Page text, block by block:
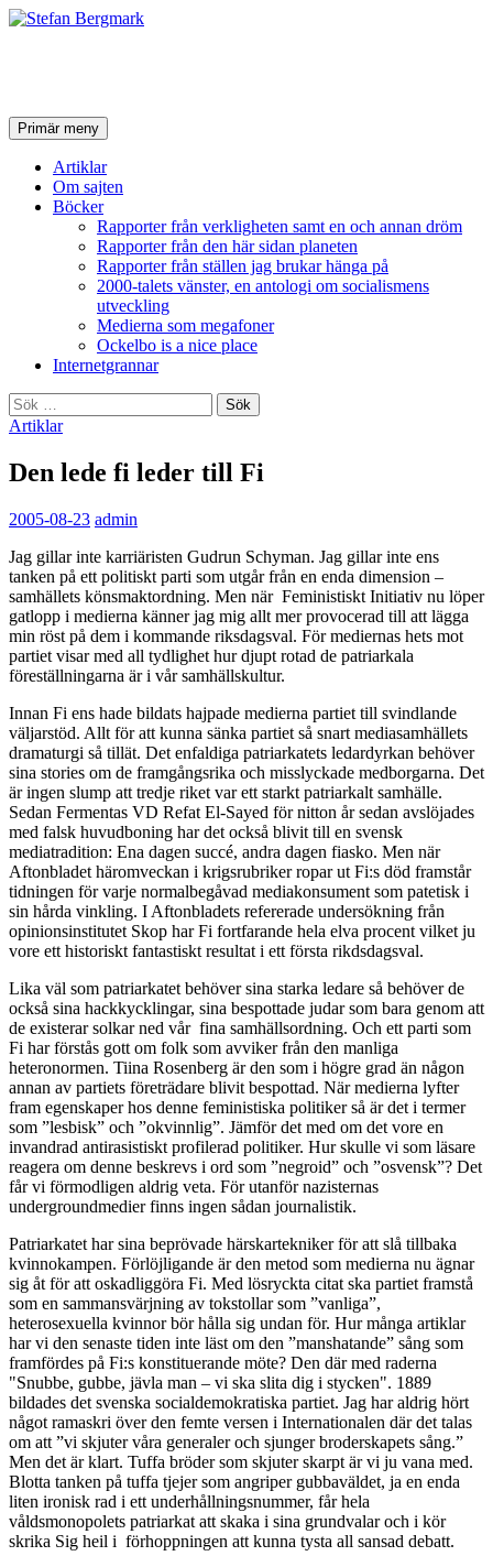
SökPrimär meny Hoppa
till
innehåll
Artiklar
Om sajten
Böcker
Rapporter från verkligheten samt en och annan dröm
Rapporter från den här sidan planeten
Rapporter från ställen jag brukar hänga på
2000-talets vänster, en antologi om socialismens
utveckling
Medierna som megafoner
Ockelbo is a nice place
Internetgrannar
Sök
efter:
Artiklar
Den lede fi leder till Fi
2005-08-23 admin
Jag gillar inte karriäristen Gudrun Schyman. Jag gillar inte ens
tanken på ett politiskt parti som utgår från en enda dimension –
samhällets könsmaktordning. Men när Feministiskt Initiativ nu löper
gatlopp i medierna känner jag mig allt mer provocerad till att lägga
min röst på dem i kommande riksdagsval. För mediernas hets mot
partiet visar med all tydlighet hur djupt rotad de patriarkala
föreställningarna är i vår samhällskultur.
Innan Fi ens hade bildats hajpade medierna partiet till svindlande
väljarstöd. Allt för att kunna sänka partiet så snart mediasamhällets
dramaturgi så tillät. Det enfaldiga patriarkatets ledardyrkan behöver
sina stories om de framgångsrika och misslyckade medborgarna. Det
är ingen slump att tredje riket var ett starkt patriarkalt samhälle.
Sedan Fermentas VD Refat El-Sayed för nitton år sedan avslöjades
med falsk huvudboning har det också blivit till en svensk
mediatradition: Ena dagen succé, andra dagen fiasko. Men när
Aftonbladet häromveckan i krigsrubriker ropar ut Fi:s död framstår
tidningen för varje normalbegåvad mediakonsument som patetisk i
sin hårda vinkling. I Aftonbladets refererade undersökning från
opinionsinstitutet Skop har Fi fortfarande hela elva procent vilket ju
vore ett historiskt fantastiskt resultat i ett första rikdsdagsval.
Lika väl som patriarkatet behöver sina starka ledare så behöver de
också sina hackkycklingar, sina bespottade judar som bara genom att
de existerar solkar ned vår fina samhällsordning. Och ett parti som
Fi har förstås gott om folk som avviker från den manliga
heteronormen. Tiina Rosenberg är den som i högre grad än någon
annan av partiets företrädare blivit bespottad. När medierna lyfter
fram egenskaper hos denne feministiska politiker så är det i termer
som ”lesbisk” och ”okvinnlig”. Jämför det med om det vore en
invandrad antirasistiskt profilerad politiker. Hur skulle vi som läsare
reagera om denne beskrevs i ord som ”negroid” och ”osvensk”? Det
får vi förmodligen aldrig veta. För utanför nazisternas
undergroundmedier finns ingen sådan journalistik.
Patriarkatet har sina beprövade härskartekniker för att slå tillbaka
kvinnokampen. Förlöjligande är den metod som medierna nu ägnar
sig åt för att oskadliggöra Fi. Med lösryckta citat ska partiet framstå
som en sammansvärjning av tokstollar som ”vanliga”,
heterosexuella kvinnor bör hålla sig undan för. Hur många artiklar
har vi den senaste tiden inte läst om den ”manshatande” sång som
framfördes på Fi:s konstituerande möte? Den där med raderna
"Snubbe, gubbe, jävla man – vi ska slita dig i stycken". 1889
bildades det svenska socialdemokratiska partiet. Jag har aldrig hört
något ramaskri över den femte versen i Internationalen där det talas
om att ”vi skjuter våra generaler och sjunger broderskapets sång.”
Men det är klart. Tuffa bröder som skjuter skarpt är vi ju vana med.
Blotta tanken på tuffa tjejer som angriper gubbaväldet, ja en enda
liten ironisk rad i ett underhållningsnummer, får hela
våldsmonopolets patriarkat att skaka i sina grundvalar och i kör
skrika Sig heil i förhoppningen att kunna tysta all sansad debatt.